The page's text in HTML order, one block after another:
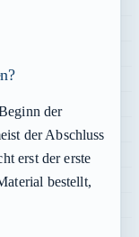
der
der Abschluss
erst der erste
bestellt,